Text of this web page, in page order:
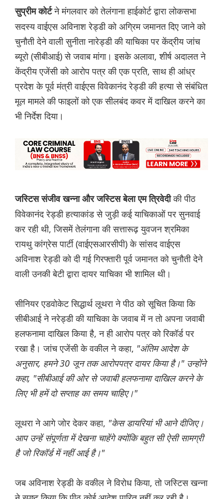
सुप्रीम कोर्टने मंगलवार को तेलंगाना हाईकोर्ट द्वारा लोकसभा
सदस्य वाईएस अविनाश रेड्डी को अग्रिम जमानत दिए जाने को
चुनौती देने वाली सुनीता नारेड्डी की याचिका पर केंद्रीय जांच
ब्यूरो (सीबीआई) से जवाब मांगा। इसके अलावा, शीर्ष अदालत ने
केंद्रीय एजेंसी को आरोप पत्र की एक प्रति, साथ ही आंध्र
प्रदेश के पूर्व मंत्री वाईएस विवेकानंद रेड्डी की हत्या से संबंधित
मूल मामले की फाइलों को एक सीलबंद कवर में दाखिल करने का
भी निर्देश दिया।
जस्टिस संजीव खन्ना और जस्टिस बेला एम त्रिवेदीकी पीठ
विवेकानंद रेड्डी हत्याकांड से जुड़ी कई याचिकाओं पर सुनवाई
कर रही थी, जिसमें तेलंगाना की सत्तारूढ़ युवजन श्रमिका
रायथु कांग्रेस पार्टी (वाईएसआरसीपी) के सांसद वाईएस
अविनाश रेड्डी को दी गई गिरफ्तारी पूर्व जमानत को चुनौती देने
वाली उनकी बेटी द्वारा दायर याचिका भी शामिल थी।
सीनियर एडवोकेट सिद्धार्थ लूथरा ने पीठ को सूचित किया कि
सीबीआई ने नरेड्डी की याचिका के जवाब में न तो अपना जवाबी
हलफनामा दाखिल किया है, न ही आरोप पत्र को रिकॉर्ड पर
रखा है। जांच एजेंसी के वकील ने कहा, "अंतिम आदेश के
अनुसार, हमने 30 जून तक आरोपपत्र दायर किया है।" उन्होंने
कहा, "सीबीआई की ओर से जवाबी हलफनामा दाखिल करने के
लिए भी हमें दो सप्ताह का समय चाहिए।"
लूथरा ने आगे जोर देकर कहा, "केस डायरियां भी आने दीजिए।
आप उन्हें संपूर्णता में देखना चाहेंगे क्योंकि बहुत सी ऐसी सामग्री
है जो रिकॉर्ड में नहीं आई है।"
जब अविनाश रेड्डी के वकील ने विरोध किया, तो जस्टिस खन्ना